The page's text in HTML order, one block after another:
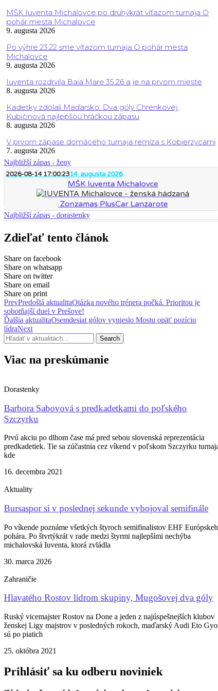
MŠK Iuventa Michalovce po druhýkrát víťazom turnaja O
pohár mesta Michalovce
9. augusta 2026
Po výhre 23:22 sme víťazom turnaja O pohár mesta
Michalovce
9. augusta 2026
Iuventa rozdrvila Baia Mare 35:26 a je na prvom mieste
8. augusta 2026
Kadetky zdolali Maďarsko. Dva góly Chrenkovej,
Kubičinová najlepšou hráčkou zápasu
8. augusta 2026
V prvom zápase domáceho turnaja remíza s Kobierzycami
7. augusta 2026
Najbližší zápas - ženy
2026-08-14 17:00:2314. augusta 2026
MŠK Iuventa Michalovce
Zonzamas PlusCar Lanzarote
Najbližší zápas - dorastenky
Zdieľať tento článok
Share on facebook
Share on whatsapp
Share on twitter
Share on email
Share on print
PrevPredošlá aktualitaOtázka nového trénera počká. Prioritou je
sobotňajší duel v Prešove!
Ďalšia aktualitaOsemdesiat gólov vynieslo Mostu opäť pozíciu
lídraNext
Search
Viac na preskúmanie
Dorastenky
Barbora Sabovová s predkadetkami do poľského
Szczyrku
Prvú akciu po dlhom čase má pred sebou slovenská reprezentácia
predkadetiek. Tie sa zúčastnia cez víkend v poľskom Szczyrku
kde
16. decembra 2021
Aktuality
Bursaspor si v poslednej sekunde vybojoval semifinále
Po víkende poznáme všetkých štyroch semifinalistov EHF
pohára. Po štvrtýkrát v rade medzi štyrmi najlepšími nechýba
michalovská Iuventa, ktorá zvládla
30. marca 2026
Zahraničie
Hlavatého Rostov lídrom skupiny, Mugošovej dva góly
Ruský vicemajster Rostov na Done a jeden z najúspešnejších klubov
ženskej Ligy majstrov v posledných rokoch, maďarský Audi Eto
sú po piatich
25. októbra 2021
Prihlásiť sa ku odberu noviniek